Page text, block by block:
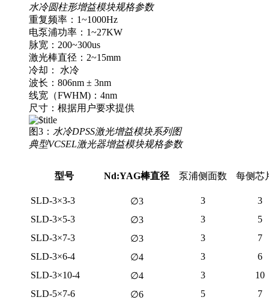
水冷圆柱形增益模块规格参数
重复频率：1~1000Hz
电泵浦功率：1~27KW
脉宽：200~300us
激光棒直径：2~15mm
冷却： 水冷
波长：806nm ± 3nm
线宽（FWHM)：4nm
尺寸：根据用户要求提供
图3： 水冷DPSS激光增益模块系列图
典型VCSEL激光器增益模块规格参数
型号 Nd:YAG棒直径 泵浦侧面数 每侧芯
SLD-3×3-3 ∅3 3
3
SLD-3×5-3
∅3 3
5
SLD-3×7-3
∅3 3
7
SLD-3×6-4
∅4 3
6
SLD-3×10-4
∅4 3
10
SLD-5×7-6
∅6 5
7